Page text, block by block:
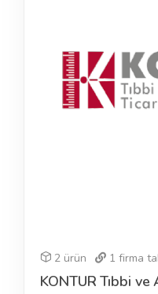
2 ürün 1 firma
KONTUR Tıbbi